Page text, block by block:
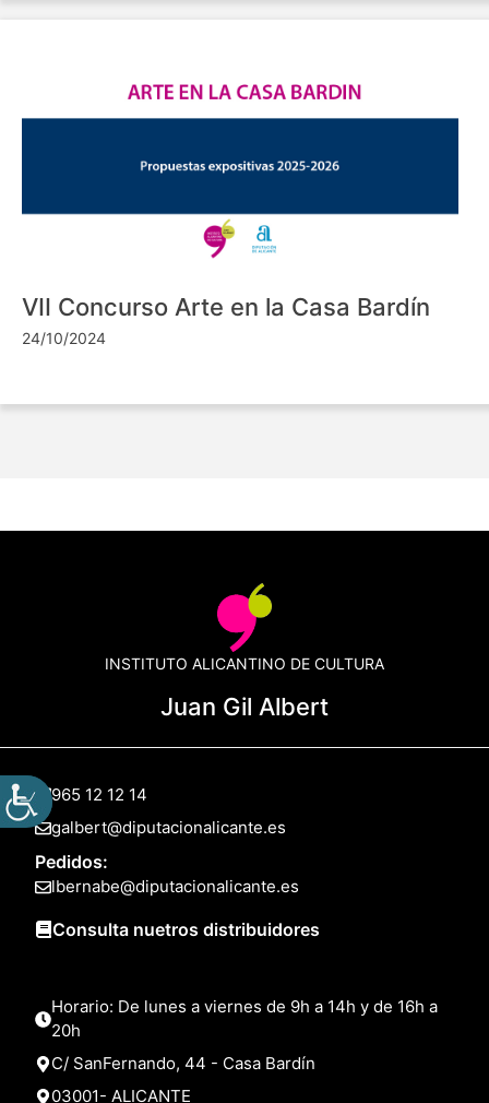
VII Concurso Arte en la Casa Bardín
24/10/2024
INSTITUTO ALICANTINO DE CULTURA
Juan Gil Albert
965 12 12 14
galbert@diputacionalicante.es
Pedidos:
lbernabe@diputacionalicante.es
Consulta nuetros distribuidores
Horario: De lunes a viernes de 9h a 14h y de 16h a
20h
C/ SanFernando, 44 - Casa Bardín
03001- ALICANTE